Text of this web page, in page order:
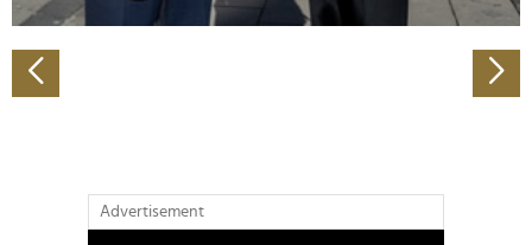
Verwendung unserer Website an unsere Partner für
Partner führen diese Informationen möglicherweise mit
weiteren Daten zusammen, die Sie ihnen bereitgestellt
Advertisement